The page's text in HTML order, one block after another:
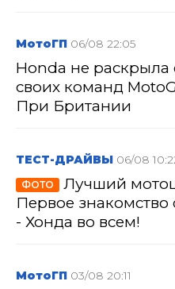
МотоГП 06/08 22:05
Honda не
своих команд
При Британии
ТЕСТ-ДРАЙВЫ 06/08
ФОТО
Лучший
Первое знакомство
- Хонда во всем!
МотоГП 03/08 20:11